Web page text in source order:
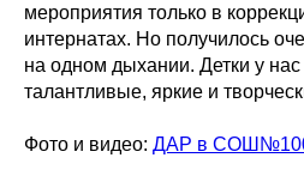
мероприятия только в
интернатах. Но получилось
на одном дыхании. Детки у
талантливые, яркие и
Фото и видео: ДАР в